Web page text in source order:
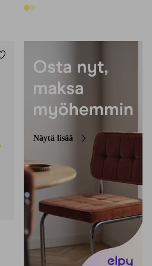
2 värejä
Lisää suosikkeihin
Näytä lisää